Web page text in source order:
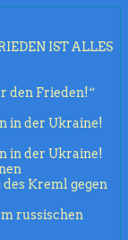
IST ALLES
den Frieden!“
in der Ukraine!
in der Ukraine!
Kreml gegen
russischen